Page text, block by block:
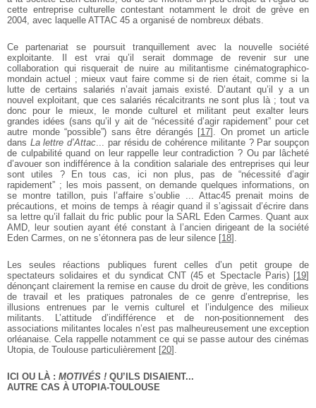
cette entreprise culturelle contestant notamment le droit de grève en
2004, avec laquelle ATTAC 45 a organisé de nombreux débats.
Ce partenariat se poursuit tranquillement avec la nouvelle société
exploitante. Il est vrai qu’il serait dommage de revenir sur une
collaboration qui risquerait de nuire au militantisme cinématographico-
mondain actuel ; mieux vaut faire comme si de rien était, comme si la
lutte de certains salariés n’avait jamais existé. D’autant qu’il y a un
nouvel exploitant, que ces salariés récalcitrants ne sont plus là ; tout va
donc pour le mieux, le monde culturel et militant peut exalter leurs
grandes idées (sans qu’il y ait de “nécessité d’agir rapidement” pour cet
autre monde “possible”) sans être dérangés [17] . On promet un article
dans La lettre d’Attac... par résidu de cohérence militante ? Par soupçon
de culpabilité quand on leur rappelle leur contradiction ? Ou par lâcheté
d’avouer son indifférence à la condition salariale des entreprises qui leur
sont utiles ? En tous cas, ici non plus, pas de “nécessité d’agir
rapidement” ; les mois passent, on demande quelques informations, on
se montre tatillon, puis l’affaire s’oublie ... Attac45 prenait moins de
précautions, et moins de temps à réagir quand il s’agissait d’écrire dans
sa lettre qu’il fallait du fric public pour la SARL Eden Carmes. Quant aux
AMD, leur soutien ayant été constant à l’ancien dirigeant de la société
Eden Carmes, on ne s’étonnera pas de leur silence [18] .
Les seules réactions publiques furent celles d’un petit groupe de
spectateurs solidaires et du syndicat CNT (45 et Spectacle Paris)[19]
dénonçant clairement la remise en cause du droit de grève, les conditions
de travail et les pratiques patronales de ce genre d’entreprise, les
illusions entrenues par le vernis culturel et l’indulgence des milieux
militants. L’attitude d’indifférence et de non-positionnement des
associations militantes locales n’est pas malheureusement une exception
orléanaise. Cela rappelle notamment ce qui se passe autour des cinémas
Utopia, de Toulouse particulièrement [20] .
ICI OU LÀ : MOTIVÉS ! QU’ILS DISAIENT...
AUTRE CAS À UTOPIA-TOULOUSE